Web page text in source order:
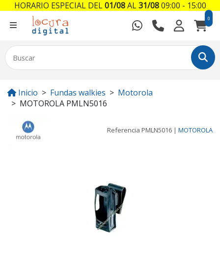
0
Inicio Fundas walkies
Motorola
MOTOROLA PMLN5016
Referencia PMLN5016 | MOTOROLA
HORARIO ESPECIAL DEL01/08AL31/0809:00 - 15:00